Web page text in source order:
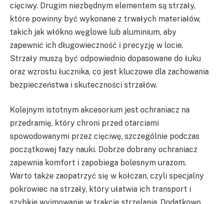
cięciwy. Drugim niezbędnym elementem są strzały,
które powinny być wykonane z trwałych materiałów,
takich jak włókno węglowe lub aluminium, aby
zapewnić ich długowieczność i precyzję w locie.
Strzały muszą być odpowiednio dopasowane do łuku
oraz wzrostu łucznika, co jest kluczowe dla zachowania
bezpieczeństwa i skuteczności strzałów.
Kolejnym istotnym akcesorium jest ochraniacz na
przedramię, który chroni przed otarciami
spowodowanymi przez cięciwę, szczególnie podczas
początkowej fazy nauki. Dobrze dobrany ochraniacz
zapewnia komfort i zapobiega bolesnym urazom.
Warto także zaopatrzyć się w kołczan, czyli specjalny
pokrowiec na strzały, który ułatwia ich transport i